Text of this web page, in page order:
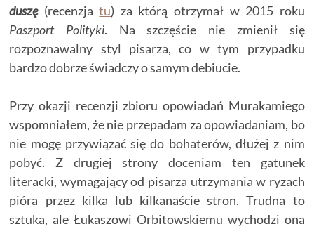
duszę (recenzjatu) za którą otrzymał w 2015 roku
Paszport Polityki. Na szczęście nie zmienił się
rozpoznawalny styl pisarza, co w tym przypadku
bardzo dobrze świadczy o samym debiucie.
Przy okazji recenzji zbioru opowiadań Murakamiego
wspomniałem, że nie przepadam za opowiadaniam, bo
nie mogę przywiązać się do bohaterów, dłużej z nim
pobyć. Z drugiej strony doceniam ten gatunek
literacki, wymagający od pisarza utrzymania w ryzach
pióra przez kilka lub kilkanaście stron. Trudna to
sztuka, ale Łukaszowi Orbitowskiemu wychodzi ona